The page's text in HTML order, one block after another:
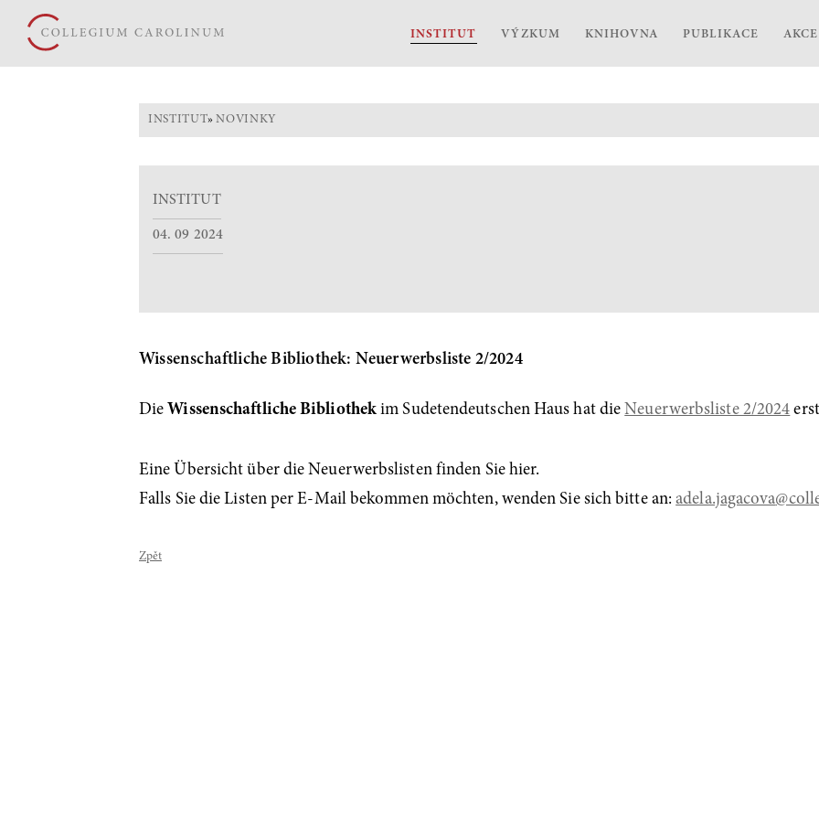
INSTITUT VÝZKUM KNIHOVNA PUBLIKACE AKCE
INSTITUT»NOVINKY
INSTITUT
04. 09 2024
Wissenschaftliche Bibliothek: Neuerwerbsliste 2/2024
Die Wissenschaftliche Bibliothek im Sudetendeutschen Haus hat dieNeuerwerbsliste 2/2024
Eine Übersicht über die Neuerwerbslisten finden Sie hier.
Falls Sie die Listen per E-Mail bekommen möchten, wenden Sie sich bitte an:adela.jagacova
Zpět